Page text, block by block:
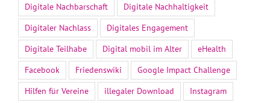
Digitale Nachbarschaft
Digitale Nachhaltigkeit
Digitaler Nachlass
Digitales Engagement
Digitale Teilhabe
Digital mobil im Alter
eHealth
Facebook
Friedenswiki
Google Impact Challenge
Hilfen für Vereine
illegaler Download Instagram